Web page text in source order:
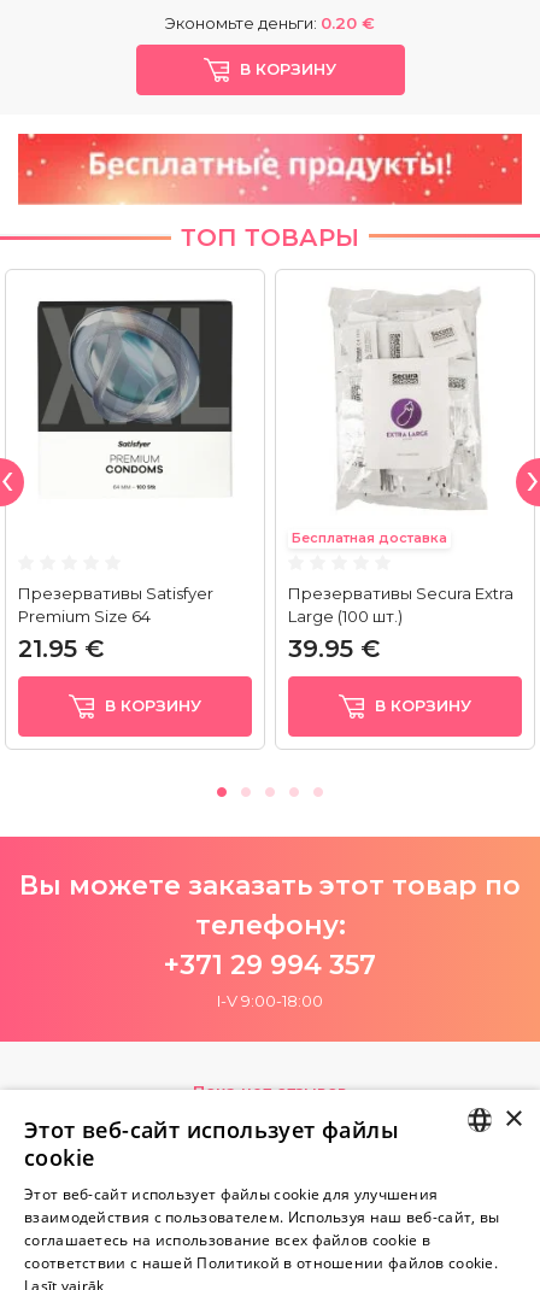
Экономьте деньги: 0.20 €
В КОРЗИНУ
ТОП ТОВАРЫ
Презервативы Satisfyer
Premium Size 64
21.95 €
В КОРЗИНУ
Бесплатная доставка
Презервативы Secura Extra
Large (100 шт.)
39.95 €
В КОРЗИНУ
Вы можете заказать этот товар по
телефону:
+371 29 994 357
I-V 9:00-18:00
Пока нет отзывов
Внимание! Yesyes.lv содержит откровенную сексуальную
информацию и изо.
RUSSIAN
×
Этот веб-сайт использует файлы
cookie
Этот веб-сайт использует файлы cookie для улучшения
взаимодействия с пользователем. Используя наш веб-сайт, вы
соглашаетесь на использование всех файлов cookie в
соответствии с нашей Политикой в ​​отношении файлов cookie.
Lasīt vairāk